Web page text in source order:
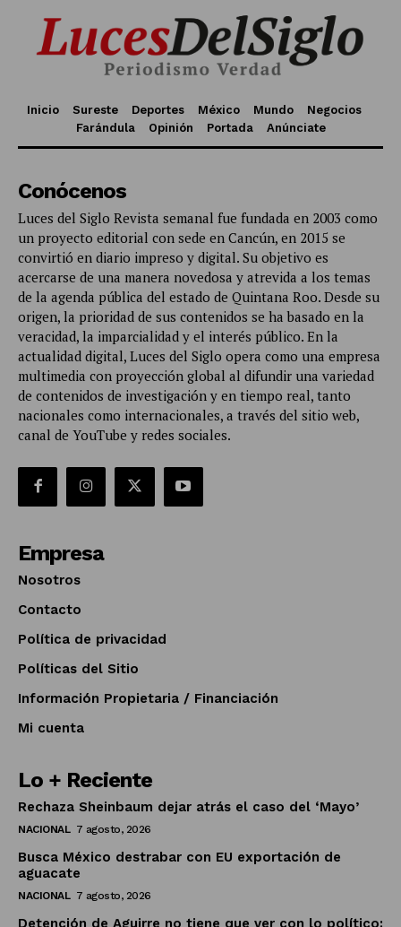
Inicio Sureste Deportes México Mundo
Negocios
Farándula
Opinión Portada Anúnciate
Conócenos
Luces del Siglo Revista semanal fue fundada en 2003 como
un proyecto editorial con sede en Cancún, en 2015 se
convirtió en diario impreso y digital. Su objetivo es
acercarse de una manera novedosa y atrevida a los temas
de la agenda pública del estado de Quintana Roo. Desde su
origen, la prioridad de sus contenidos se ha basado en la
veracidad, la imparcialidad y el interés público. En la
actualidad digital, Luces del Siglo opera como una empresa
multimedia con proyección global al difundir una variedad
de contenidos de investigación y en tiempo real, tanto
nacionales como internacionales, a través del sitio web,
canal de YouTube y redes sociales.
Empresa
Nosotros
Contacto
Política de privacidad
Políticas del Sitio
Información Propietaria / Financiación
Mi cuenta
Lo + Reciente
Rechaza Sheinbaum dejar atrás el caso del ‘Mayo’
NACIONAL 7 agosto, 2026
Busca México destrabar con EU exportación de
aguacate
NACIONAL 7 agosto, 2026
Detención de Aguirre no tiene que ver con lo político: